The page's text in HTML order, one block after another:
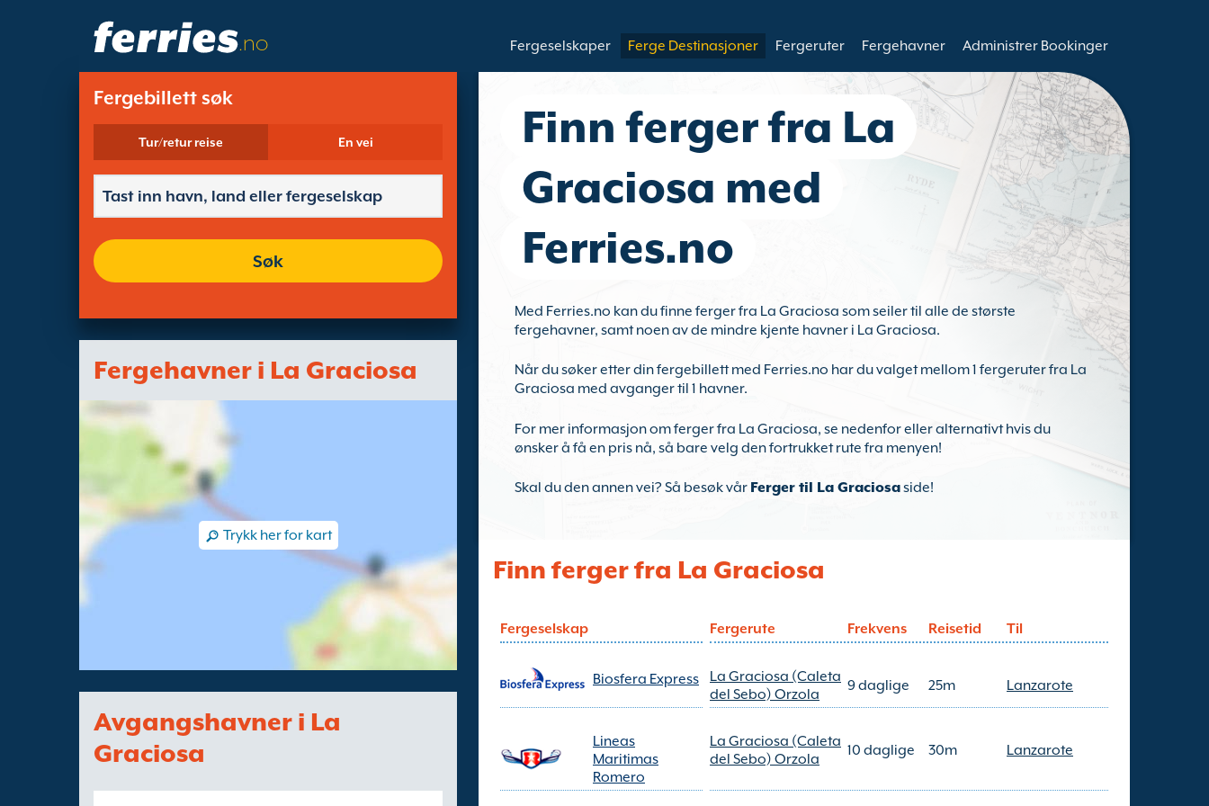
.no Fergeselskaper Ferge Destinasjoner Fergeruter Fergehavner Administrer Bookinger
Fergebillett søk
Tur/retur reise En vei
Søk
Fergehavner i La Graciosa
Trykk her for kart
Avgangshavner i La
Graciosa
Finn ferger fra La
Graciosa med
Ferries.no
Med Ferries.no kan du finne ferger fra La Graciosa som seiler til alle de største
fergehavner, samt noen av de mindre kjente havner i La Graciosa.
Når du søker etter din fergebillett med Ferries.no har du valget mellom 1 fergeruter fra La
Graciosa med avganger til 1 havner.
For mer informasjon om ferger fra La Graciosa, se nedenfor eller alternativt hvis du
ønsker å få en pris nå, så bare velg den fortrukket rute fra menyen!
Skal du den annen vei? Så besøk vår Ferger til La Graciosaside!
Finn ferger fra La Graciosa
Fergeselskap Fergerute Frekvens Reisetid Til
Biosfera Express
La Graciosa (Caleta
del Sebo) Orzola
9 daglige 25m Lanzarote
Lineas
Maritimas
Romero
La Graciosa (Caleta
del Sebo) Orzola
10 daglige 30m Lanzarote